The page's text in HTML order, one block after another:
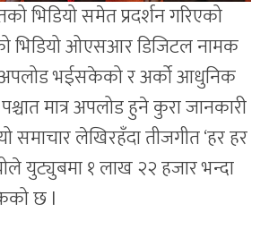
भिडियो समेत प्रदर्शन गरिएको
भिडियो ओएसआर डिजिटल नामक
भईसकेको र अर्को आधुनिक
मात्र अपलोड हुने कुरा जानकारी
समाचार लेखिरहँदा तीजगीत ‘हर हर
युट्युबमा १ लाख २२ हजार भन्दा
छ l